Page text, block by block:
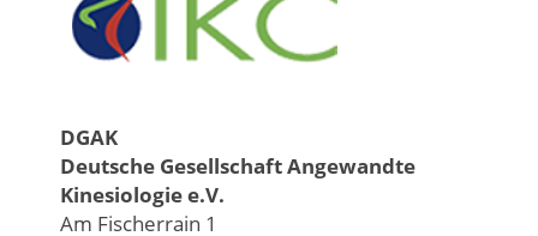
DGAK
Deutsche Gesellschaft Angewandte
Kinesiologie e.V.
Am Fischerrain 1